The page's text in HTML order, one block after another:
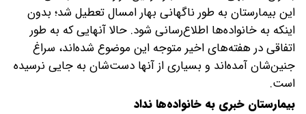
این بیمارستان به ‌طور ناگهانی بهار امسال تعطیل شد؛ بدون
اینکه به خانواده‌ها اطلاع‌رسانی شود. حالا آنهایی که به ‌طور
اتفاقی ‌در هفته‌های اخیر متوجه این موضوع شده‌اند، سراغ
جنین‌شان آمده‌اند و بسیاری از آنها دست‌شان به جایی نرسیده
است.
بیمارستان خبری به خانواده‌ها نداد